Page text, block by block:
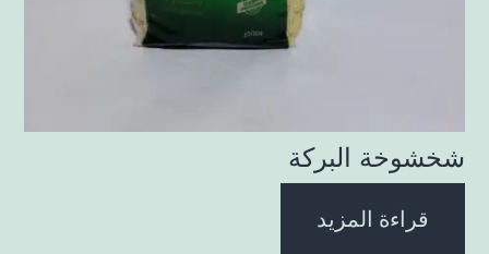
شخشوخة البركة
قراءة المزيد